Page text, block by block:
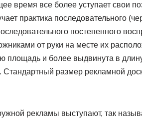
время все более уступает свои
практика последовательного
постепенного
от руки на месте их
площадь и более выдвинута в
Стандартный размер рекламной
рекламы выступают, так